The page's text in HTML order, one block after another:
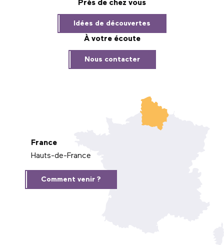
Près de chez vous
Idées de découvertes
À votre écoute
Nous contacter
France
Hauts-de-France
Comment venir ?